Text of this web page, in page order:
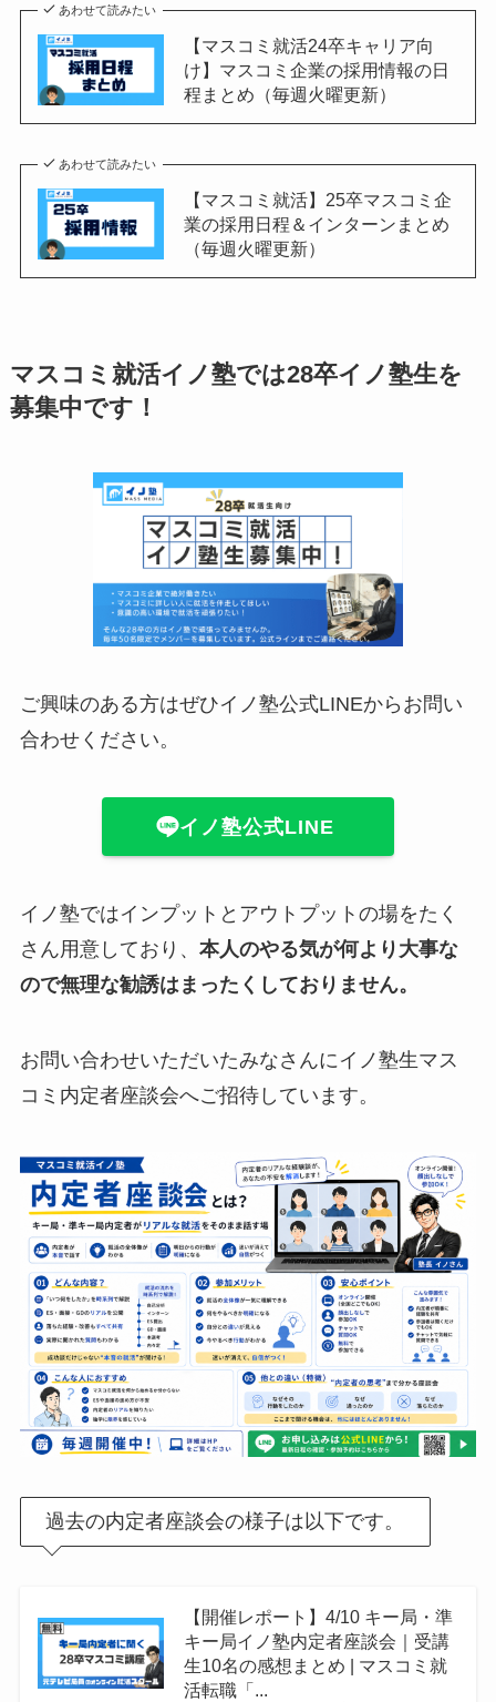
あわせて読みたい
【マスコミ就活24卒キャリア向
け】マスコミ企業の採用情報の日
程まとめ（毎週火曜更新）
あわせて読みたい
【マスコミ就活】25卒マスコミ企
業の採用日程＆インターンまとめ
（毎週火曜更新）
マスコミ就活イノ塾では28卒イノ塾生を
募集中です！
ご興味のある方はぜひイノ塾公式LINEからお問い
合わせください。
イノ塾公式LINE
イノ塾ではインプットとアウトプットの場をたく
さん用意しており、 本人のやる気が何より大事な
ので無理な勧誘はまったくしておりません。
お問い合わせいただいたみなさんにイノ塾生マス
コミ内定者座談会へご招待しています。
過去の内定者座談会の様子は以下です。
【開催レポート】4/10 キー局・準
キー局イノ塾内定者座談会｜受講
生10名の感想まとめ | マスコミ就
活転職「...